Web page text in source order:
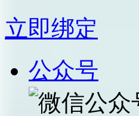
立即绑定
公众号